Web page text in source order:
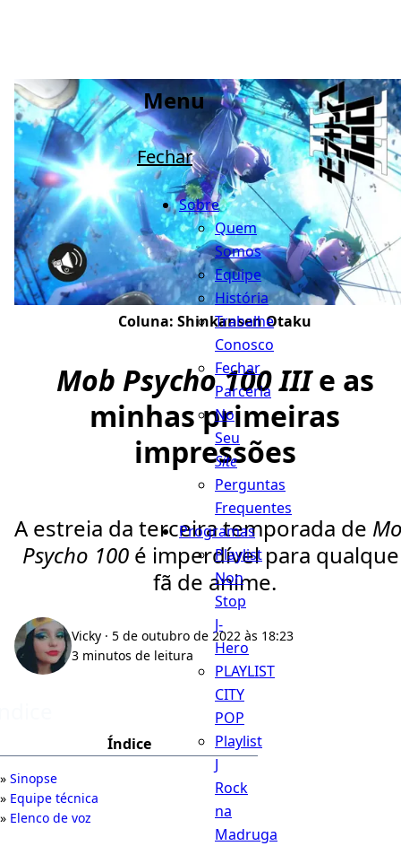
Menu
Fechar
Sobre
Quem
Somos
Equipe
História
Trabalhe
Conosco
Fechar
Parceria
No
Seu
Site
Perguntas
Frequentes
Programas
Playlist
Non
Stop
J-
Hero
PLAYLIST
CITY
POP
Playlist
J
Rock
na
Madruga
Coluna: Shinkansen Otaku
Mob Psycho 100 IIIe as
minhas primeiras
impressões
A estreia da terceira temporada de
Psycho 100é imperdível para
fã de anime.
Vicky · 5 de outubro de 2022 às 18:23
3 minutos de leitura
Índice
Sinopse
Equipe técnica
Elenco de voz